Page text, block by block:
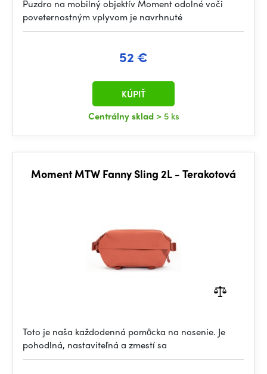
Puzdro na mobilný objektív Moment odolné voči
poveternostným vplyvom je navrhnuté
52 €
Centrálny sklad > 5 ks
KÚPIŤ
Moment MTW Fanny Sling 2L - Terakotová
Toto je naša každodenná pomôcka na nosenie. Je
pohodlná, nastaviteľná a zmestí sa